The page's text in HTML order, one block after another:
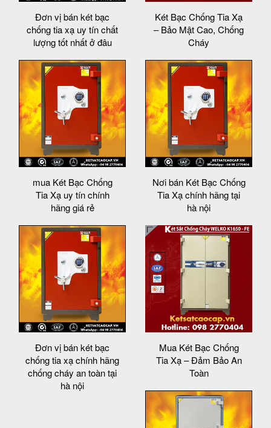
Đơn vị bán két bạc
chống tia xạ uy tín chất
lượng tốt nhất ở đâu
Két Bạc Chống Tia Xạ
– Bảo Mật Cao, Chống
Cháy
mua Két Bạc Chống
Tia Xạ uy tín chính
hãng giá rẻ
Nơi bán Két Bạc Chống
Tia Xạ chính hãng tại
hà nội
Đơn vị bán két bạc
chống tia xạ chính hãng
chống cháy an toàn tại
hà nội
Mua Két Bạc Chống
Tia Xạ – Đảm Bảo An
Toàn